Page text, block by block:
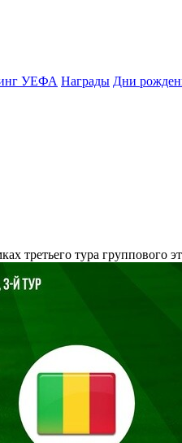
УЕФА Награды Дни
третьего тура группового